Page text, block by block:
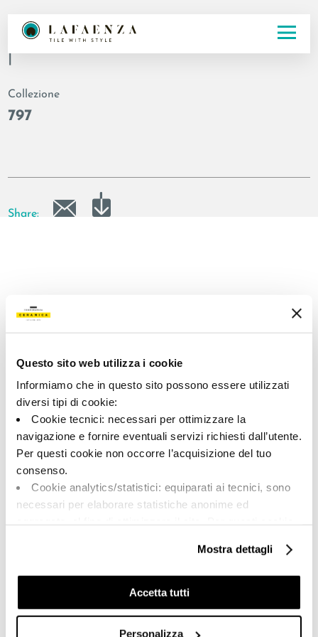
Questo sito web utilizza i cookie
Informiamo che in questo sito possono essere utilizzati
diversi tipi di cookie:
Cookie tecnici: necessari per ottimizzare la
navigazione e fornire eventuali servizi richiesti dall’utente.
Per questi cookie non occorre l’acquisizione del tuo
consenso.
Cookie analytics/statistici: equiparati ai tecnici, sono
necessari per elaborare statistiche anonime ed
Cookie di profilazione/marketing: sono utilizzati, solo
previo tuo consenso, per esaminare le tue abitudini di
navigazione e mostrarti quindi avvisi pubblicitari mirati, in
linea con le tue preferenze.
Mostra dettagli
Accetta tutti
Personalizza
Codice
|
Collezione
797
Share:
A brand of Cooperativa Ceramica d’Imola
Tel: +39 0542 601601
COLLEZIONI
CERTIFICAZIONI